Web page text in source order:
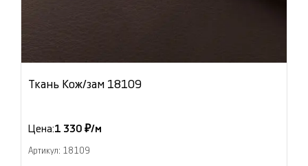
Ткань Кож/зам 18109
Цена:1 330 ₽/м
Артикул: 18109